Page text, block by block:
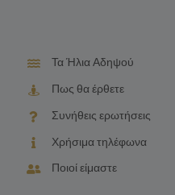
Τα Ήλια Αδηψού
Πως θα έρθετε
Συνήθεις ερωτήσεις
Χρήσιμα τηλέφωνα
Ποιοί είμαστε